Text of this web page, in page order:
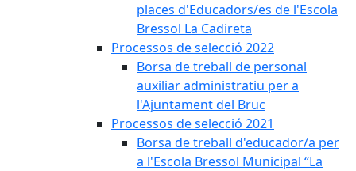
places d'Educadors/es de l'Escola
Bressol La Cadireta
Processos de selecció 2022
Borsa de treball de personal
auxiliar administratiu per a
l'Ajuntament del Bruc
Processos de selecció 2021
Borsa de treball d'educador/a per
a l'Escola Bressol Municipal “La